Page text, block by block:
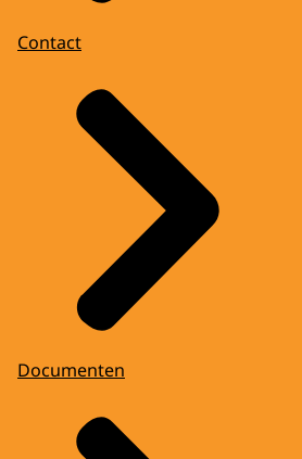
Contact
Documenten